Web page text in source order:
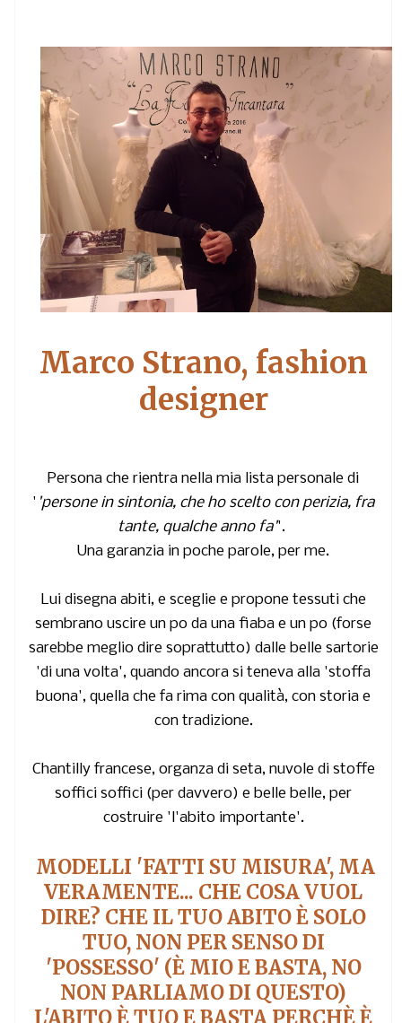
Marco Strano, fashion
designer
Persona che rientra nella mia lista personale di
' 'persone in sintonia, che ho scelto con perizia, fra
tante, qualche anno fa''.
Una garanzia in poche parole, per me.
Lui disegna abiti, e sceglie e propone tessuti che
sembrano uscire un po da una fiaba e un po (forse
sarebbe meglio dire soprattutto) dalle belle sartorie
'di una volta', quando ancora si teneva alla 'stoffa
buona', quella che fa rima con qualità, con storia e
con tradizione.
Chantilly francese, organza di seta, nuvole di stoffe
soffici soffici (per davvero) e belle belle, per
costruire 'l'abito importante'.
MODELLI 'FATTI SU MISURA', MA
VERAMENTE... CHE COSA VUOL
DIRE? CHE IL TUO ABITO È SOLO
TUO, NON PER SENSO DI
'POSSESSO' (È MIO E BASTA, NO
NON PARLIAMO DI QUESTO)
L'ABITO È TUO E BASTA PERCHÈ È